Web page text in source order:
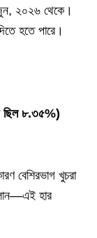
২০২৬ থেকে।
হতে পারে।
৮.৩৫%)
বেশিরভাগ খুচরা
হার